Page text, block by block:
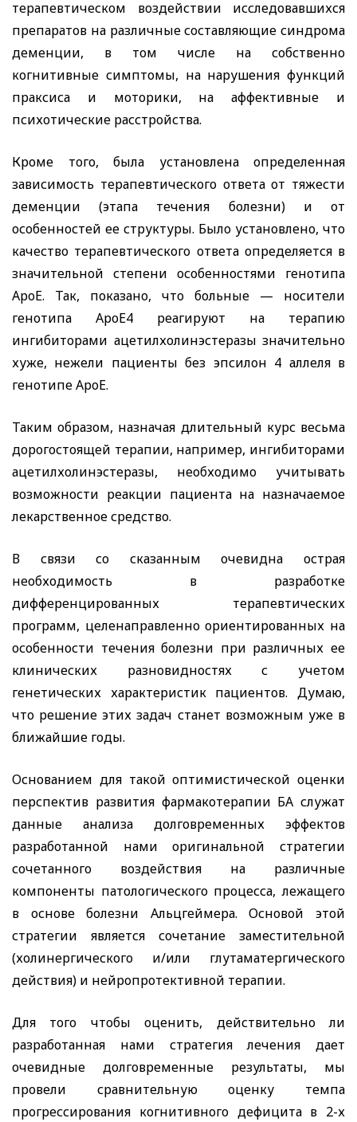
терапевтическом воздействии исследовавшихся
препаратов на различные составляющие синдрома
деменции, в том числе на собственно
когнитивные симптомы, на нарушения функций
праксиса и моторики, на аффективные и
психотические расстройства.
Кроме того, была установлена определенная
зависимость терапевтического ответа от тяжести
деменции (этапа течения болезни) и от
особенностей ее структуры. Было установлено, что
качество терапевтического ответа определяется в
значительной степени особенностями генотипа
АроЕ. Так, показано, что больные — носители
генотипа АроЕ4 реагируют на терапию
ингибиторами ацетилхолинэстеразы значительно
хуже, нежели пациенты без эпсилон 4 аллеля в
генотипе АроЕ.
Таким образом, назначая длительный курс весьма
дорогостоящей терапии, например, ингибиторами
ацетилхолинэстеразы, необходимо учитывать
возможности реакции пациента на назначаемое
лекарственное средство.
В связи со сказанным очевидна острая
необходимость в разработке
дифференцированных терапевтических
программ, целенаправленно ориентированных на
особенности течения болезни при различных ее
клинических разновидностях с учетом
генетических характеристик пациентов. Думаю,
что решение этих задач станет возможным уже в
ближайшие годы.
Основанием для такой оптимистической оценки
перспектив развития фармакотерапии БА служат
данные анализа долговременных эффектов
разработанной нами оригинальной стратегии
сочетанного воздействия на различные
компоненты патологического процесса, лежащего
в основе болезни Альцгеймера. Основой этой
стратегии является сочетание заместительной
(холинергического и/или глутаматергического
действия) и нейропротективной терапии.
Для того чтобы оценить, действительно ли
разработанная нами стратегия лечения дает
очевидные долговременные результаты, мы
провели сравнительную оценку темпа
прогрессирования когнитивного дефицита в 2-х